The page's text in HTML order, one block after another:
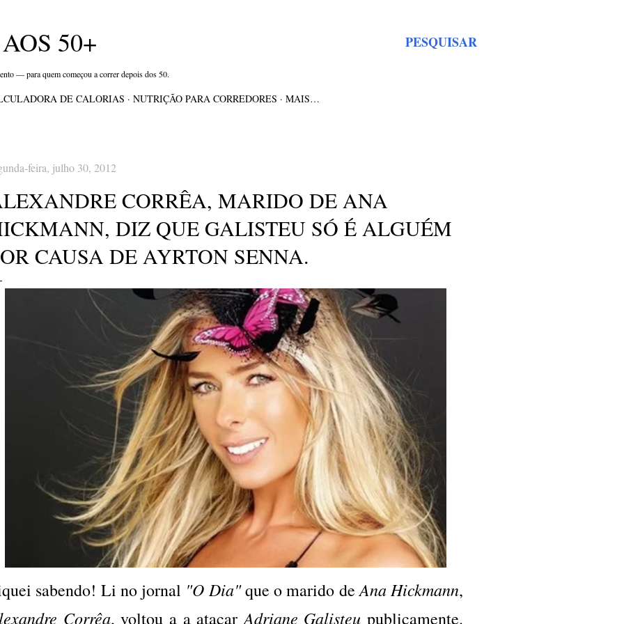
PESQUISAR
50+
— para quem começou a correr depois dos 50.
DE CALORIAS NUTRIÇÃO PARA CORREDORES MAIS…
feira, julho 30, 2012
CORRÊA, MARIDO DE ANA
DIZ QUE GALISTEU SÓ É ALGUÉM
CAUSA DE AYRTON SENNA.
sabendo! Li no jornal "O Dia"que o marido deAna Hickmann,
Corrêa, voltou a a atacar Adriane Galisteu publicamente.